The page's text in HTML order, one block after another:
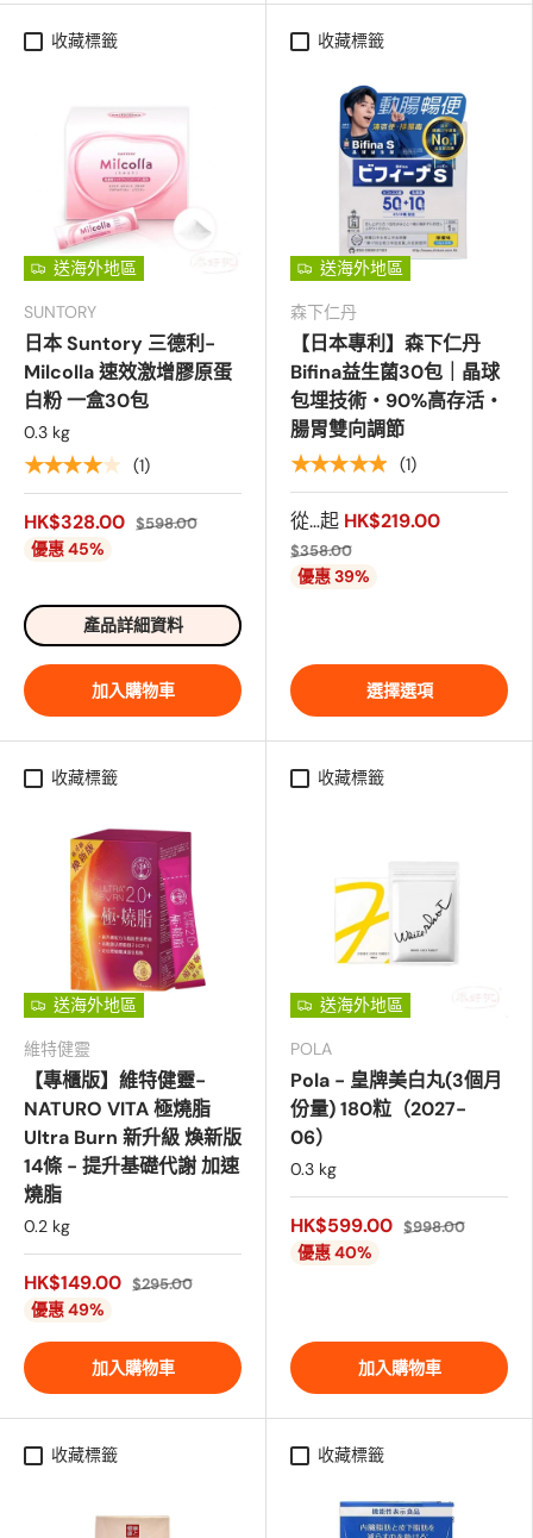
收藏標籤
送海外地區
SUNTORY
日本 Suntory 三德利-
Milcolla 速效激增膠原蛋
白粉 一盒30包
0.3 kg
★★★★★ (1)
HK$328.00 $598.00
優惠 45%
產品詳細資料
加入購物車
收藏標籤
送海外地區
森下仁丹
【日本專利】森下仁丹
Bifina益生菌30包｜晶球
包埋技術・90%高存活・
腸胃雙向調節
★★★★★ (1)
從…起 HK$219.00
$358.00
優惠 39%
選擇選項
收藏標籤
送海外地區
維特健靈
【專櫃版】維特健靈-
NATURO VITA 極燒脂
Ultra Burn 新升級 煥新版
14條 - 提升基礎代謝 加速
燒脂
0.2 kg
HK$149.00 $295.00
優惠 49%
加入購物車
收藏標籤
送海外地區
POLA
Pola - 皇牌美白丸(3個月
份量) 180粒（2027-
06）
0.3 kg
HK$599.00 $998.00
優惠 40%
加入購物車
收藏標籤 收藏標籤